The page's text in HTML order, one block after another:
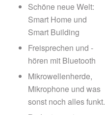
Schöne neue Welt:
Smart Home und
Smart Building
Freisprechen und -
hören mit Bluetooth
Mikrowellenherde,
Mikrophone und was
sonst noch alles funkt.